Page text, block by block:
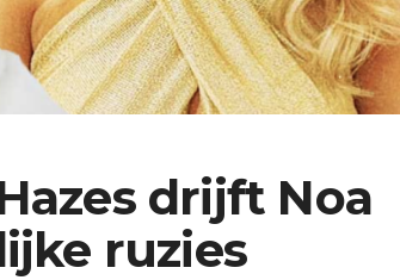
drijft Noa
ruzies